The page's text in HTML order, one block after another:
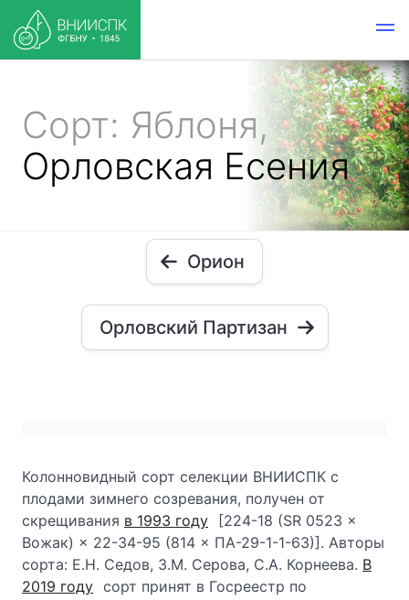
Сорт: Яблоня,
Орловская Есения
Орион
Орловский Партизан
Колонновидный сорт селекции ВНИИСПК с
плодами зимнего созревания, получен от
скрещивания в 1993 году
[224-18 (SR 0523 ×
Вожак) × 22-34-95 (814 × ПА-29-1-1-63)]. Авторы
сорта: Е.Н. Седов, 3.М. Серова, С.А. Корнеева. В
2019 году сорт принят в Госреестр по